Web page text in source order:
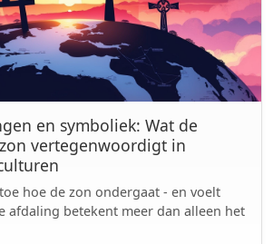
en symboliek: Wat de
vertegenwoordigt in
hoe de zon ondergaat - en voelt
afdaling betekent meer dan alleen het